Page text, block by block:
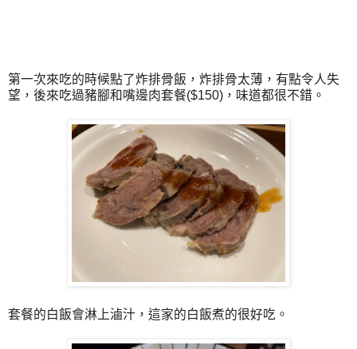
第一次來吃的時候點了炸排骨飯，炸排骨太薄，有點令人失
望，後來吃過豬腳和嘴邊肉套餐($150)，味道都很不錯。
套餐的白飯會淋上滷汁，這家的白飯煮的很好吃。